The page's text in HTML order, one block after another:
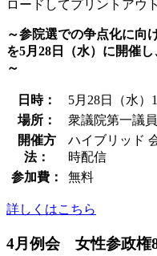
ロードしてプリントアウ
～参院選での争点化に向
を5月28日（水）に開催
～
日時：
5月28日（水）
場所：
衆議院第一議
開催方
法：
ハイブリッド
時配信
参加費：
無料
詳しくはこちら
4月例会 女性参政権